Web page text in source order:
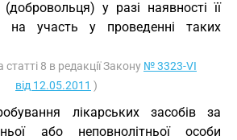
у разі наявності її
на участь у проведенні таких
8 в редакції Закону № 3323-VI
від 12.05.2011 )
лікарських засобів за
або неповнолітньої особи